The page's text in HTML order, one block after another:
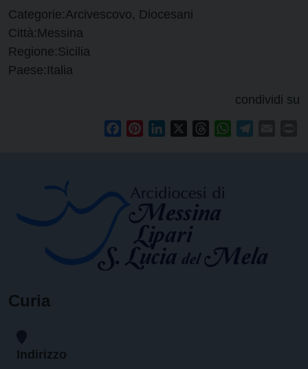
Categorie:Arcivescovo, Diocesani
Città: Messina
Regione:Sicilia
Paese: Italia
condividi su
FacebookPinterestLinkedIn ThreadsWhatsApp
Curia
Indirizzo